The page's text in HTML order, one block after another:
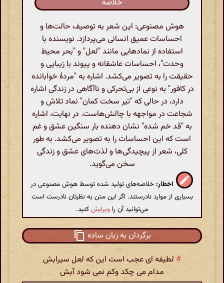
خلاصه
هوش مصنوعی: این شعر به توصیف حالت‌ها و
احساسات عمیق انسانی می‌پردازد. نویسنده با
استفاده از نمادهایی مانند "لعل" و "بحر محیط
وحدت"، احساسات عاشقانه و پیوند با زیبایی و
حقیقت را به تصویر می‌کشد. اشاره به "مردۀ خوابانده
در کافور" به نوعی از بی‌تحرکی و ناآگاهی در زندگی اشاره
دارد، در حالی که "تیر سخت کمان" نماد تلاش و
شجاعت در مواجهه با چالش‌هاست. در نهایت، اشاره
به "قد خم شده" نشان دهنده بار سنگین عشق و غم
است که این احساسات را به تصویر می‌کشد. به طور
کلی، شعر از پیچیدگی‌ها و لذت‌های عشق و زندگی
سخن می‌گوید.
اخطار: خلاصه‌های تولید شده توسط هوش مصنوعی در
بسیاری از موارد نادرستند. اگر این متن به نظرتان نادرست است
می‌توانید آن را ویرایشکنید.
برگردان به زبان ساده
# لطیفه ای عجب است این که لعل سیرابش
مدام می چکد وکم نمی شود آبش